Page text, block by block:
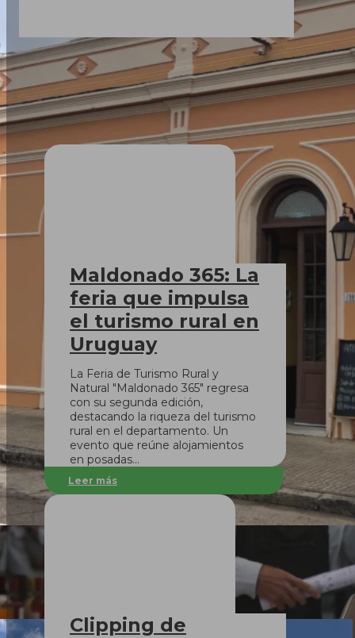
Maldonado 365: La
feria que impulsa
el turismo rural en
Uruguay
La Feria de Turismo Rural y
Natural "Maldonado 365" regresa
con su segunda edición,
destacando la riqueza del turismo
rural en el departamento. Un
evento que reúne alojamientos
en posadas…
Leer más
Clipping de